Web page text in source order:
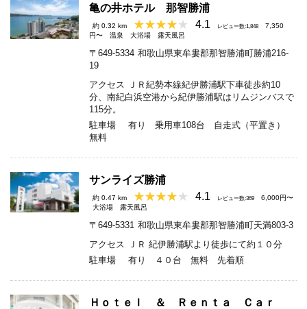
亀の井ホテル 那智勝浦
約 0.32 km 4.1 レビュー数:1,848
7,350
円〜
温泉 大浴場 露天風呂
〒649-5334 和歌山県東牟婁郡那智勝浦町勝浦216-
19
アクセス
ＪＲ紀勢本線紀伊勝浦駅下車徒歩約10
分、南紀白浜空港から紀伊勝浦駅はリムジンバスで
115分。
駐車場
有り 乗用車108台 自走式（平置き）
無料
サンライズ勝浦
約 0.47 km 4.1 レビュー数:369
6,000円〜
大浴場
露天風呂
〒649-5331 和歌山県東牟婁郡那智勝浦町天満803-3
アクセス
ＪＲ 紀伊勝浦駅より徒歩にて約１０分
駐車場
有り ４０台 無料 先着順
Ｈｏｔｅｌ ＆ Ｒｅｎｔａ Ｃａｒ